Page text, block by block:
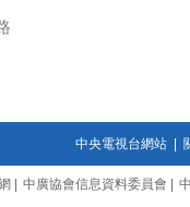
中央電視台網站|
中廣協會信息資料委員會